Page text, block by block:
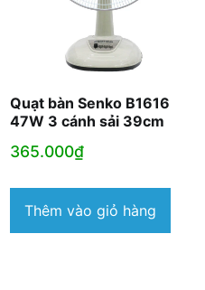
Quạt bàn Senko B1616
47W 3 cánh sải 39cm
365.000₫
Thêm vào giỏ hàng